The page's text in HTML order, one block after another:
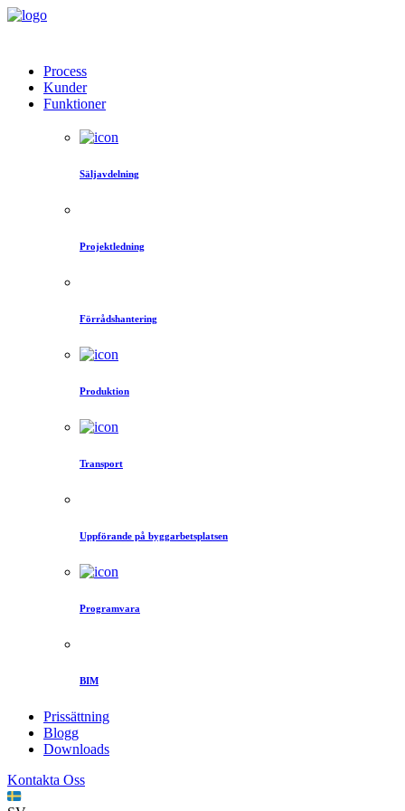
Process
Kunder
Funktioner
Säljavdelning
Projektledning
Förrådshantering
Produktion
Transport
Uppförande på byggarbetsplatsen
Programvara
BIM
Prissättning
Blogg
Downloads
Kontakta Oss